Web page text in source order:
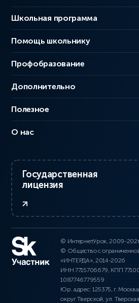
Школьная программа
Помощь школьнику
Профобразование
Дополнительно
Полезное
О нас
Государственная
лицензия
© ИнтернетУрок, 2009-
© Общество с
«ИНТЕРДА», 2014-2026
ИНН 7715706679, КПП
1087746779559
Юр. адрес: 125375, г.
округ Тверской, ул.